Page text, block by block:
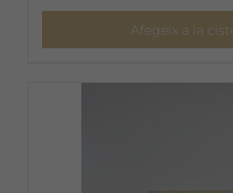
Afegeix a la